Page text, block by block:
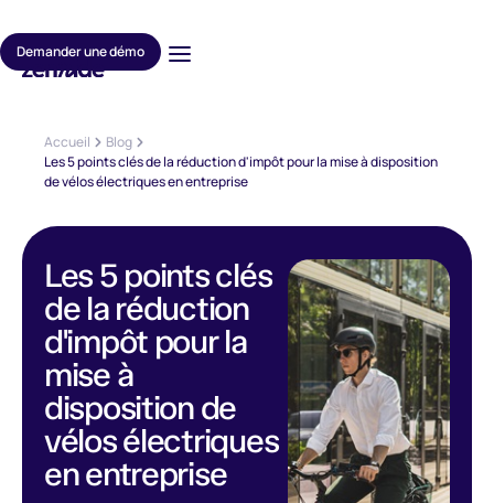
Demander une démo
Accueil
Blog
Les 5 points clés de la réduction d'impôt pour la mise à disposition
de vélos électriques en entreprise
Les 5 points clés
de la réduction
d'impôt pour la
mise à
disposition de
vélos électriques
en entreprise